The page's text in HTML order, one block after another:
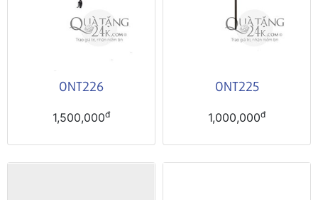
ONT226
1,500,000đ
ONT225
1,000,000đ